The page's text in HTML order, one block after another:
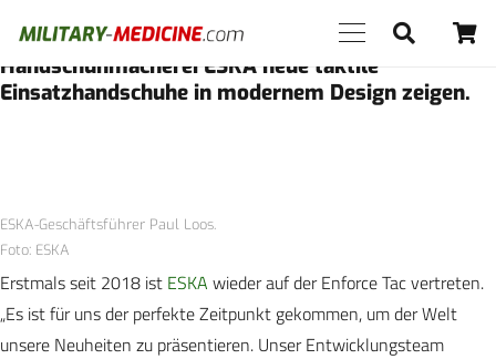
28. Februar wird die österreichische
Handschuhmacherei ESKA neue taktile
Einsatzhandschuhe in modernem Design zeigen.
ESKA-Geschäftsführer Paul Loos.
Foto: ESKA
Erstmals seit 2018 ist ESKA wieder auf der Enforce Tac vertreten.
„Es ist für uns der perfekte Zeitpunkt gekommen, um der Welt
unsere Neuheiten zu präsentieren. Unser Entwicklungsteam